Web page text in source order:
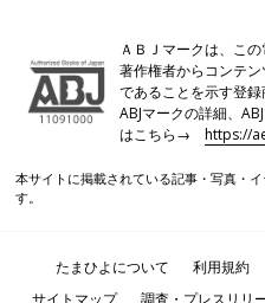
ichi そうなんです。私宛てに
で…。私のスマホはその夫に預
けがないんですけどね（笑）
ない人なので、よほど心配だっ
――赤ちゃんたちが生まれた瞬
れました。結局、無事でしたが
ＡＢＪマークは、こ
著作権者からコンテ
であることを示す登
ABJマークの詳細、
はこちら→https://
本サイトに掲載されている記事・写真・
す。
たまひよについて 利用規約